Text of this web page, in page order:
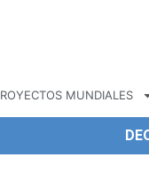
MUNDIALES